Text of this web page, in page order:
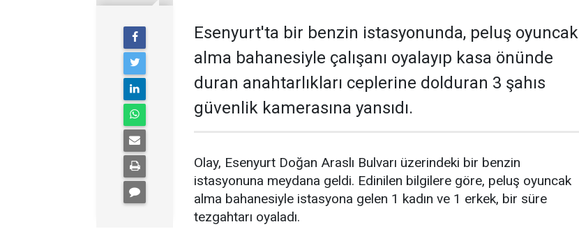
Esenyurt'ta bir benzin istasyonunda, peluş oyuncak
alma bahanesiyle çalışanı oyalayıp kasa önünde
duran anahtarlıkları ceplerine dolduran 3 şahıs
güvenlik kamerasına yansıdı.
Olay, Esenyurt Doğan Araslı Bulvarı üzerindeki bir benzin
istasyonuna meydana geldi. Edinilen bilgilere göre, peluş oyuncak
alma bahanesiyle istasyona gelen 1 kadın ve 1 erkek, bir süre
tezgahtarı oyaladı.